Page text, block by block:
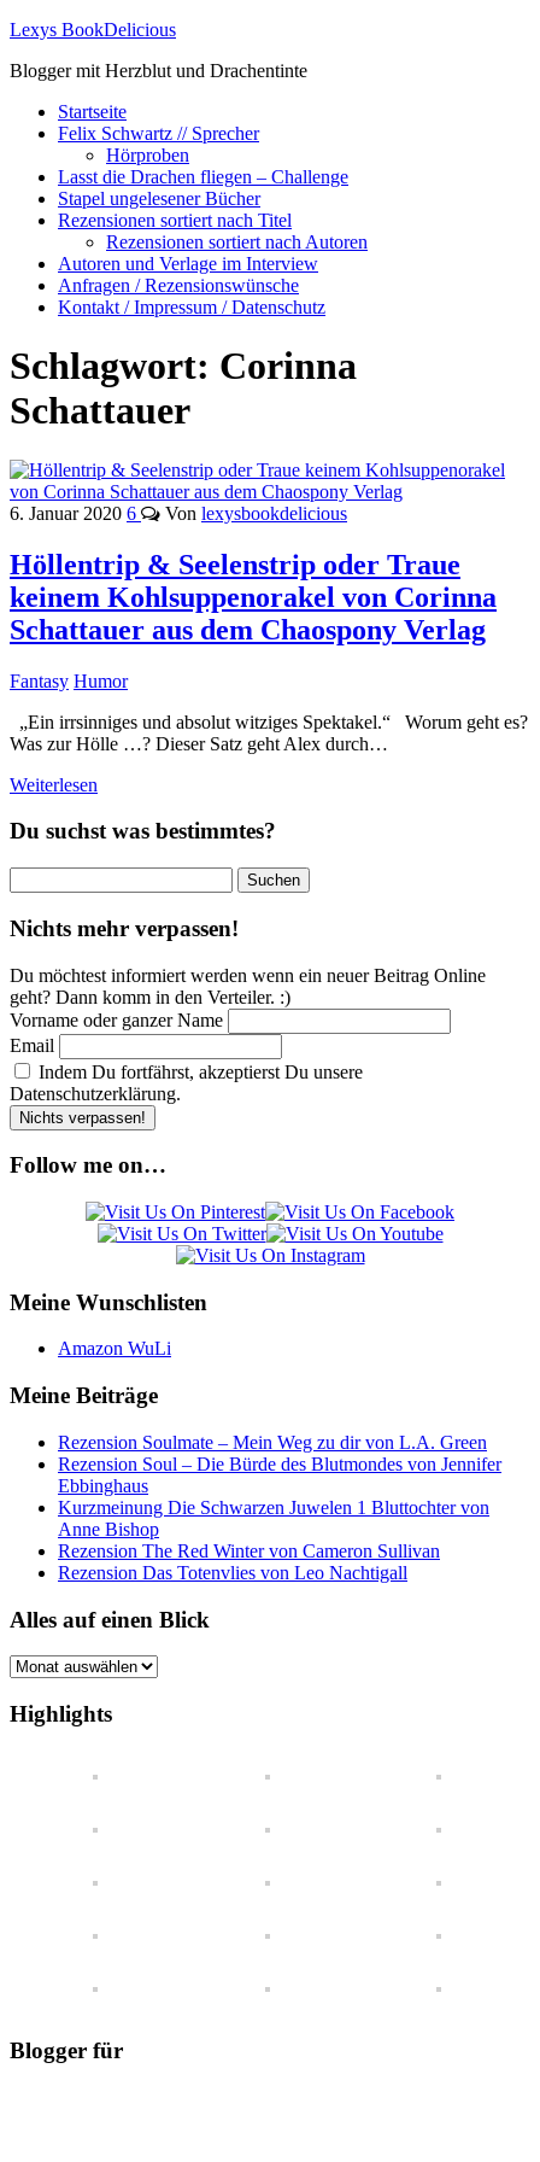
Lexys BookDelicious
Blogger mit Herzblut und Drachentinte
Startseite
Felix Schwartz // Sprecher
Hörproben
Lasst die Drachen fliegen – Challenge
Stapel ungelesener Bücher
Rezensionen sortiert nach Titel
Rezensionen sortiert nach Autoren
Autoren und Verlage im Interview
Anfragen / Rezensionswünsche
Kontakt / Impressum / Datenschutz
Schlagwort: Corinna
Schattauer
6. Januar 2020 6 Von lexysbookdelicious
Höllentrip & Seelenstrip oder Traue
keinem Kohlsuppenorakel von Corinna
Schattauer aus dem Chaospony Verlag
Fantasy Humor
„Ein irrsinniges und absolut witziges Spektakel.“ Worum geht es?
Was zur Hölle …? Dieser Satz geht Alex durch…
Weiterlesen
Du suchst was bestimmtes?
nach:
Nichts mehr verpassen!
Du möchtest informiert werden wenn ein neuer Beitrag Online
geht? Dann komm in den Verteiler. :)
Vorname oder ganzer Name
Email
Indem Du fortfährst, akzeptierst Du unsere
Datenschutzerklärung.
Follow me on…
Meine Wunschlisten
Amazon WuLi
Meine Beiträge
Rezension Soulmate – Mein Weg zu dir von L.A. Green
Rezension Soul – Die Bürde des Blutmondes von Jennifer
Ebbinghaus
Kurzmeinung Die Schwarzen Juwelen 1 Bluttochter von
Anne Bishop
Rezension The Red Winter von Cameron Sullivan
Rezension Das Totenvlies von Leo Nachtigall
Alles auf einen Blick
Alles
einen
Blick
Highlights
Blogger für